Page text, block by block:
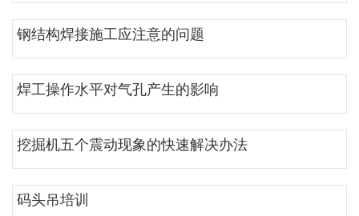
钢结构焊接施工应注意的问题
焊工操作水平对气孔产生的影响
挖掘机五个震动现象的快速解决办法
码头吊培训